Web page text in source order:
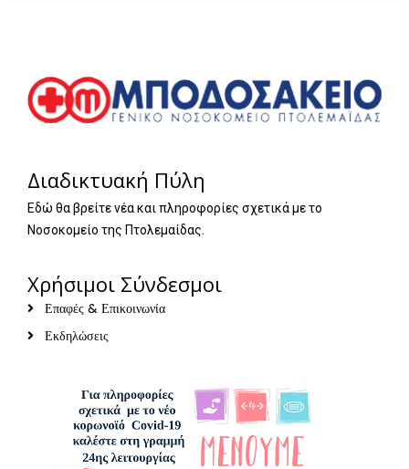
Διαδικτυακή Πύλη
Εδώ θα βρείτε νέα και πληροφορίες σχετικά με το
Νοσοκομείο της Πτολεμαίδας.
Χρήσιμοι Σύνδεσμοι
Επαφές & Επικοινωνία
Εκδηλώσεις